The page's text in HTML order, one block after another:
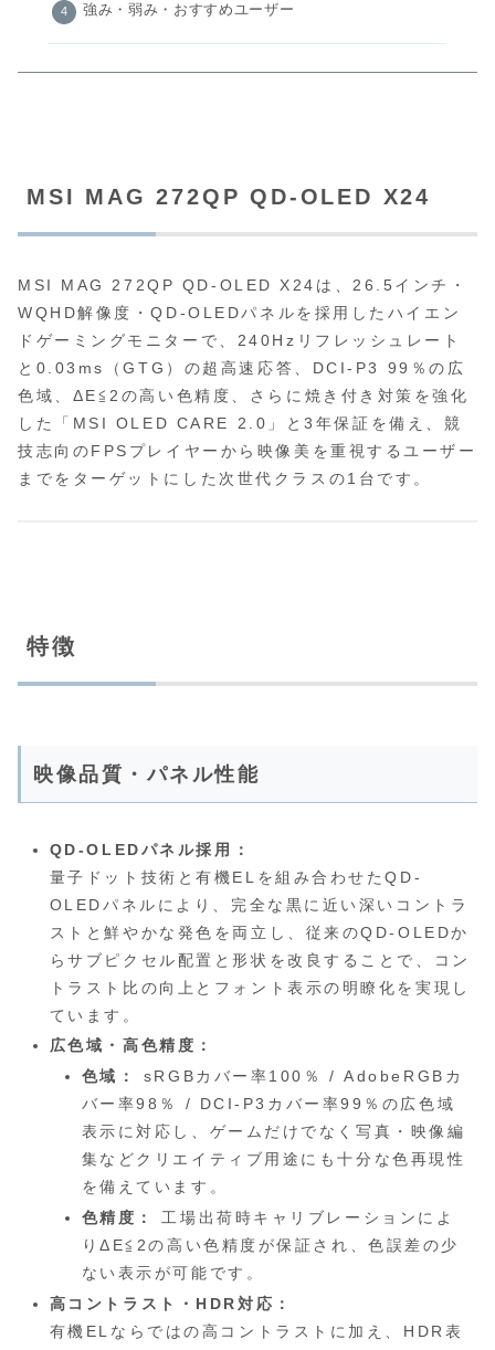
強み・弱み・おすすめユーザー
MSI MAG 272QP QD-OLED X24
MSI MAG 272QP QD-OLED X24は、26.5インチ・
WQHD解像度・QD-OLEDパネルを採用したハイエン
ドゲーミングモニターで、240Hzリフレッシュレート
と0.03ms（GTG）の超高速応答、DCI-P3 99％の広
色域、ΔE≦2の高い色精度、さらに焼き付き対策を強化
した「MSI OLED CARE 2.0」と3年保証を備え、競
技志向のFPSプレイヤーから映像美を重視するユーザー
までをターゲットにした次世代クラスの1台です。
特徴
映像品質・パネル性能
QD-OLEDパネル採用：
量子ドット技術と有機ELを組み合わせたQD-
OLEDパネルにより、完全な黒に近い深いコントラ
ストと鮮やかな発色を両立し、従来のQD-OLEDか
らサブピクセル配置と形状を改良することで、コン
トラスト比の向上とフォント表示の明瞭化を実現し
ています。
広色域・高色精度：
色域：
sRGBカバー率100％ / AdobeRGBカ
バー率98％ / DCI-P3カバー率99％の広色域
表示に対応し、ゲームだけでなく写真・映像編
集などクリエイティブ用途にも十分な色再現性
を備えています。
色精度：
工場出荷時キャリブレーションによ
りΔE≦2の高い色精度が保証され、色誤差の少
ない表示が可能です。
高コントラスト・HDR対応：
有機ELならではの高コントラストに加え、HDR表